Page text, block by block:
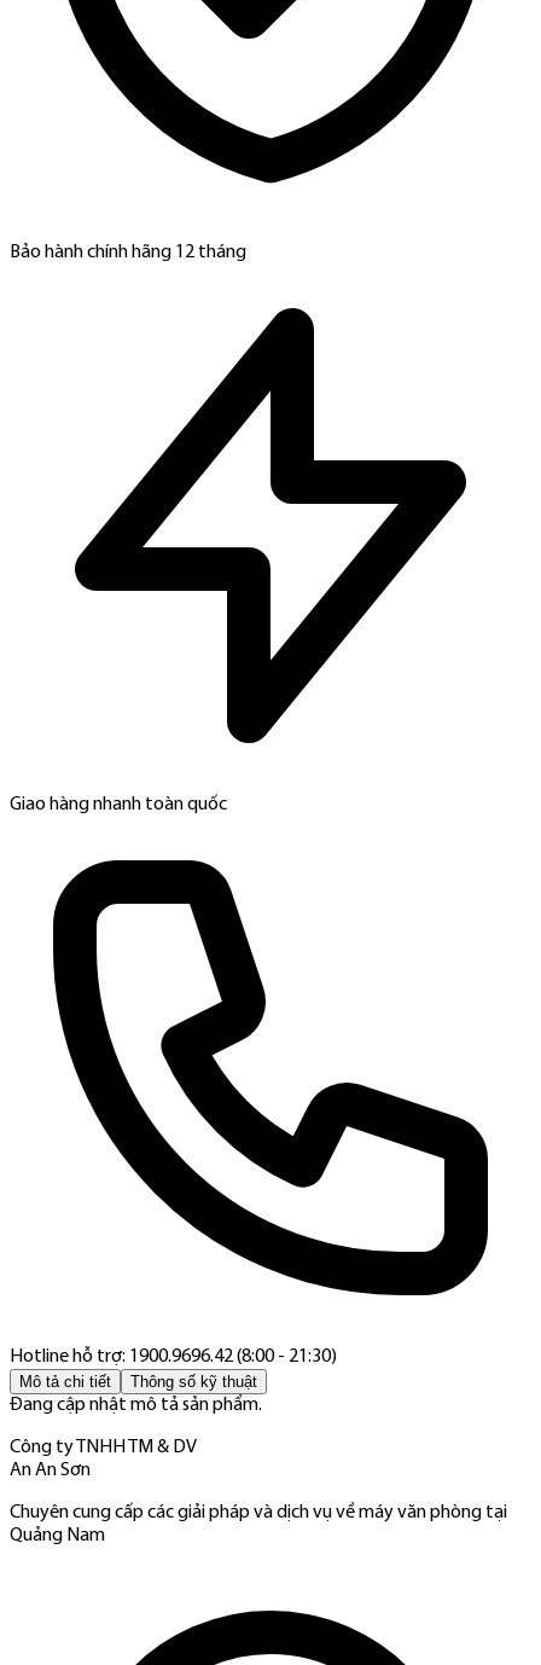
Bảo hành chính hãng 12 tháng
Giao hàng nhanh toàn quốc
Hotline hỗ trợ: 1900.9696.42 (8:00 - 21:30)
Mô tả chi tiết Thông số kỹ thuật
Đang cập nhật mô tả sản phẩm.
Công ty TNHH TM & DV
An An Sơn
Chuyên cung cấp các giải pháp và dịch vụ về máy văn phòng tại
Quảng Nam